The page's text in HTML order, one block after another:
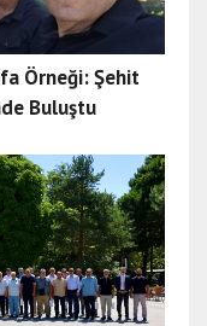
Örneği: Şehit
Buluştu